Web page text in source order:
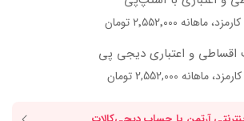
اقساطی و اعتباری دیجی پی